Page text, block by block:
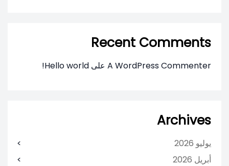
Recent Comments
A WordPress Commenter على Hello world!
Archives
يوليو 2026
أبريل 2026